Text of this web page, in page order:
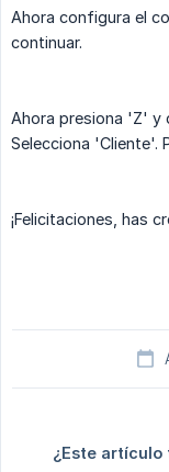
Ahora configura el
continuar.
Ahora presiona 'Z' y
Selecciona 'Cliente'.
¡Felicitaciones, has
¿Este